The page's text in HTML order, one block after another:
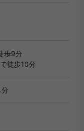
歩9分
徒歩10分